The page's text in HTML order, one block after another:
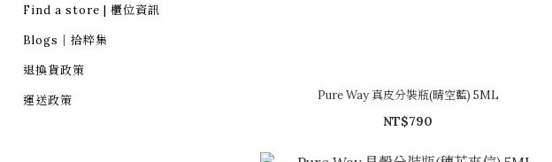
Find a store | 櫃位資訊
Blogs｜拾粹集
退換貨政策
運送政策
Pure Way 真皮分裝瓶(晴空藍) 5ML
NT$790